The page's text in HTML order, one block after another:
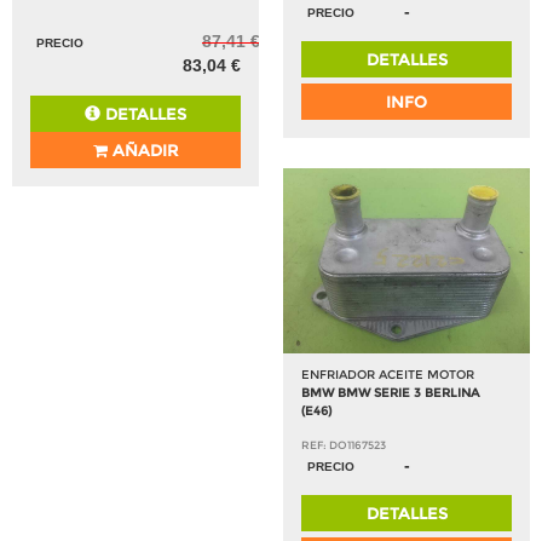
PRECIO
87,41 €
83,04 €
DETALLES
AÑADIR
PRECIO
-
DETALLES
INFO
ENFRIADOR ACEITE MOTOR
BMW BMW SERIE 3 BERLINA
(E46)
REF: DO1167523
PRECIO
-
DETALLES